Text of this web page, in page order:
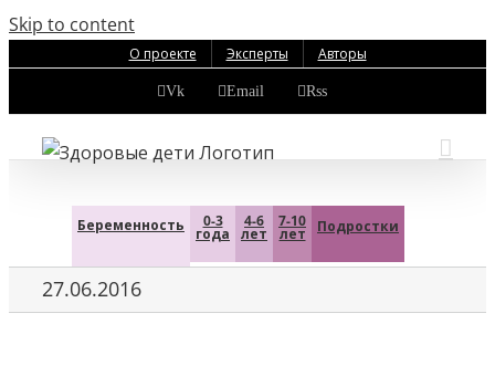
Skip to content
О проекте Эксперты Авторы
Vk Email Rss
Беременность 0-3
года
4-6
лет
7-10
лет Подростки
27.06.2016